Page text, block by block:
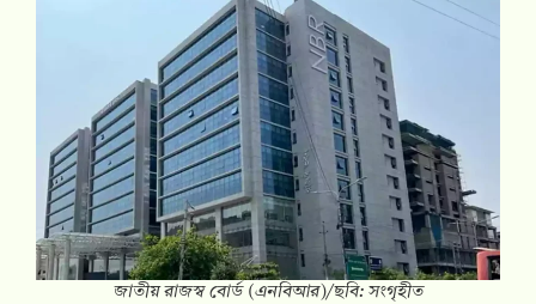
জাতীয় রাজস্ব বোর্ড (এনবিআর)/ছবি: সংগৃহীত